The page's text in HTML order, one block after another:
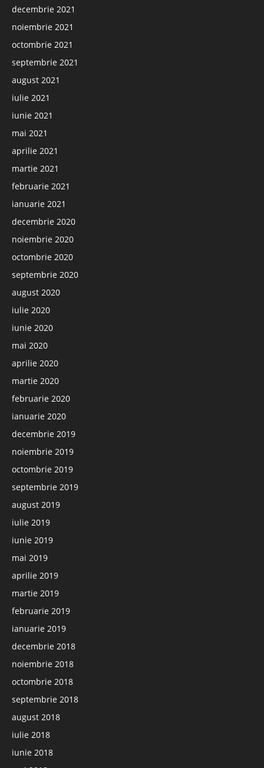
decembrie 2021
noiembrie 2021
octombrie 2021
septembrie 2021
august 2021
iulie 2021
iunie 2021
mai 2021
aprilie 2021
martie 2021
februarie 2021
ianuarie 2021
decembrie 2020
noiembrie 2020
octombrie 2020
septembrie 2020
august 2020
iulie 2020
iunie 2020
mai 2020
aprilie 2020
martie 2020
februarie 2020
ianuarie 2020
decembrie 2019
noiembrie 2019
octombrie 2019
septembrie 2019
august 2019
iulie 2019
iunie 2019
mai 2019
aprilie 2019
martie 2019
februarie 2019
ianuarie 2019
decembrie 2018
noiembrie 2018
octombrie 2018
septembrie 2018
august 2018
iulie 2018
iunie 2018